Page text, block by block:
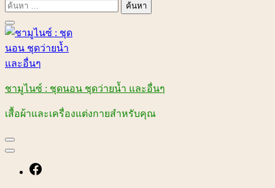
ค้นหา
สำหรับ:
ชามูไนซ์ : ชุดนอน ชุดว่ายน้ำ และอื่นๆ
เสื้อผ้าและเครื่องแต่งกายสำหรับคุณ